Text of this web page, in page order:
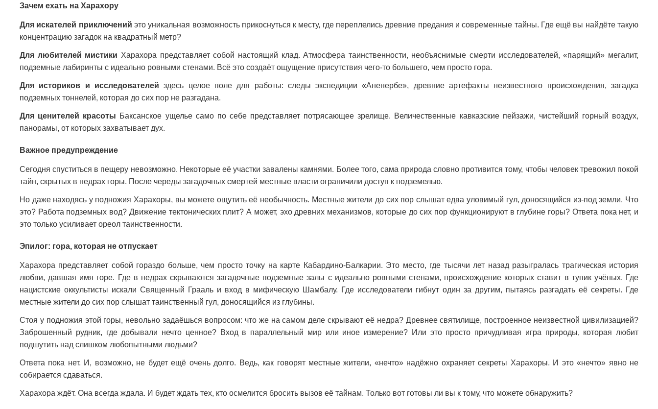
Зачем ехать на Харахору
Для искателей приключений это уникальная возможность прикоснуться к месту, где переплелись древние предания и современные тайны. Где ещё вы найдёте такую
концентрацию загадок на квадратный метр?
Для любителей мистики Харахора представляет собой настоящий клад. Атмосфера таинственности, необъяснимые смерти исследователей, «парящий» мегалит,
подземные лабиринты с идеально ровными стенами. Всё это создаёт ощущение присутствия чего-то большего, чем просто гора.
Для историков и исследователей здесь целое поле для работы: следы экспедиции «Аненербе», древние артефакты неизвестного происхождения, загадка
подземных тоннелей, которая до сих пор не разгадана.
Для ценителей красоты Баксанское ущелье само по себе представляет потрясающее зрелище. Величественные кавказские пейзажи, чистейший горный воздух,
панорамы, от которых захватывает дух.
Важное предупреждение
Сегодня спуститься в пещеру невозможно. Некоторые её участки завалены камнями. Более того, сама природа словно противится тому, чтобы человек тревожил покой
тайн, скрытых в недрах горы. После череды загадочных смертей местные власти ограничили доступ к подземелью.
Но даже находясь у подножия Харахоры, вы можете ощутить её необычность. Местные жители до сих пор слышат едва уловимый гул, доносящийся из-под земли. Что
это? Работа подземных вод? Движение тектонических плит? А может, эхо древних механизмов, которые до сих пор функционируют в глубине горы? Ответа пока нет, и
это только усиливает ореол таинственности.
Эпилог: гора, которая не отпускает
Харахора представляет собой гораздо больше, чем просто точку на карте Кабардино-Балкарии. Это место, где тысячи лет назад разыгралась трагическая история
любви, давшая имя горе. Где в недрах скрываются загадочные подземные залы с идеально ровными стенами, происхождение которых ставит в тупик учёных. Где
нацистские оккультисты искали Священный Грааль и вход в мифическую Шамбалу. Где исследователи гибнут один за другим, пытаясь разгадать её секреты. Где
местные жители до сих пор слышат таинственный гул, доносящийся из глубины.
Стоя у подножия этой горы, невольно задаёшься вопросом: что же на самом деле скрывают её недра? Древнее святилище, построенное неизвестной цивилизацией?
Заброшенный рудник, где добывали нечто ценное? Вход в параллельный мир или иное измерение? Или это просто причудливая игра природы, которая любит
подшутить над слишком любопытными людьми?
Ответа пока нет. И, возможно, не будет ещё очень долго. Ведь, как говорят местные жители, «нечто» надёжно охраняет секреты Харахоры. И это «нечто» явно не
собирается сдаваться.
Харахора ждёт. Она всегда ждала. И будет ждать тех, кто осмелится бросить вызов её тайнам. Только вот готовы ли вы к тому, что можете обнаружить?